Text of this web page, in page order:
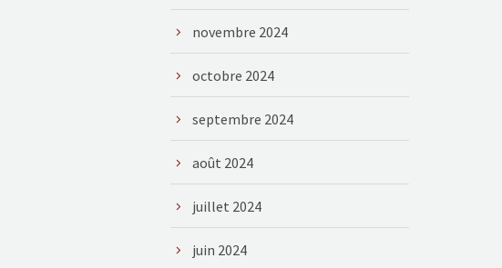
novembre 2024
octobre 2024
septembre 2024
août 2024
juillet 2024
juin 2024